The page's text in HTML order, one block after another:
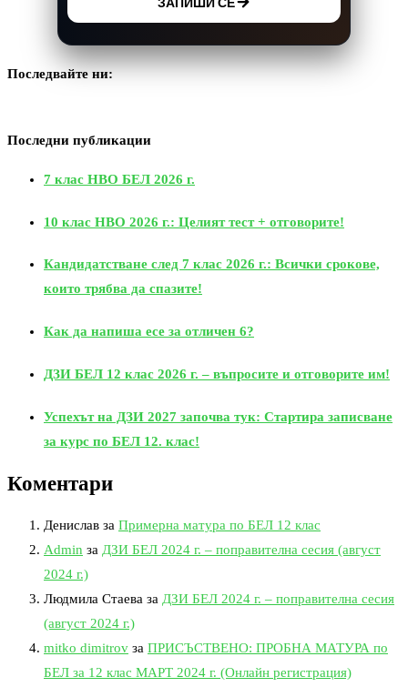
Последвайте ни:
Последни публикации
7 клас НВО БЕЛ 2026 г.
10 клас НВО 2026 г.: Целият тест + отговорите!
Кандидатстване след 7 клас 2026 г.: Всички срокове,
които трябва да спазите!
Как да напиша есе за отличен 6?
ДЗИ БЕЛ 12 клас 2026 г. – въпросите и отговорите им!
Успехът на ДЗИ 2027 започва тук: Стартира записване
за курс по БЕЛ 12. клас!
Коментари
Денислав за Примерна матура по БЕЛ 12 клас
Admin за ДЗИ БЕЛ 2024 г. – поправителна сесия (август
2024 г.)
Людмила Стаева за ДЗИ БЕЛ 2024 г. – поправителна сесия
(август 2024 г.)
mitko dimitrov за ПРИСЪСТВЕНО: ПРОБНА МАТУРА по
БЕЛ за 12 клас МАРТ 2024 г. (Онлайн регистрация)